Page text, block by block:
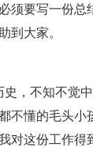
须要写一份
到大家。
，不知不觉
不懂的毛头小
对这份工作